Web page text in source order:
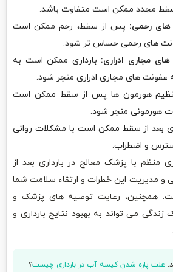
مجدد ممکن است متفاوت باشد.
های رحمی: پس از سقط، رحم ممکن است
های رحمی حساس تر شود.
مجاری ادراری: بارداری ممکن است به
عفونت های مجاری ادراری منجر شود.
هورمون ها پس از سقط ممکن است
هورمونی منجر شود.
بعد از سقط ممکن است با مشکلات روانی
و اضطراب.
منظم با پزشک معالج در بارداری بعد از
و مدیریت این خطرات و ارتقاء سلامت شما
همچنین، رعایت توصیه های پزشک و
می تواند به بهبود نتایج بارداری و
علت پاره شدن کیسه آب در بارداری چیست؟